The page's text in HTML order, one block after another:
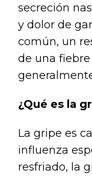
secreción
y dolor de
común, un
de una fiebre
¿Qué es la
La gripe es
influenza
resfriado, la